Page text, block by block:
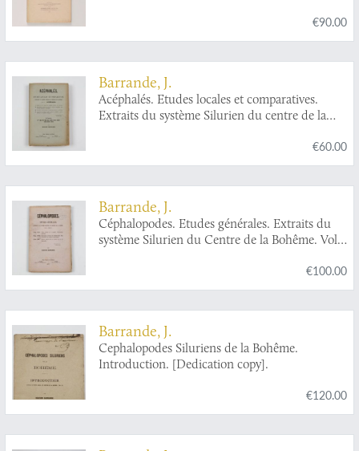
€90.00
Barrande, J.
Acéphalés. Etudes locales et comparatives.
Extraits du système Silurien du centre de la
€60.00
Barrande, J.
Céphalopodes. Etudes générales. Extraits du
système Silurien du Centre de la Bohême. Vol.
coquille. Observations générales. Chap. XVIII.
Distribution verticale des Céphalopodes, dans
Céphalopodes.
€100.00
Barrande, J.
Cephalopodes Siluriens de la Bohême.
Introduction. [Dedication copy].
€120.00